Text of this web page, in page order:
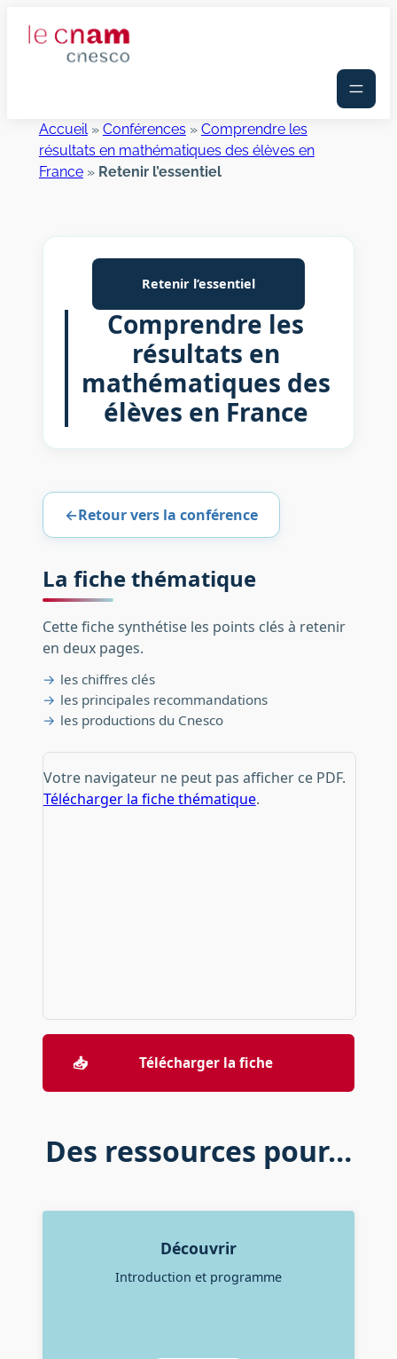
Accueil» Conférences» Comprendre les
résultats en mathématiques des élèves en
France» Retenir l’essentiel
Retenir l’essentiel
Comprendre les
résultats en
mathématiques des
élèves en France
←Retour vers la conférence
La fiche thématique
Cette fiche synthétise les points clés à retenir
en deux pages.
les chiffres clés
les principales recommandations
les productions du Cnesco
Votre navigateur ne peut pas afficher ce PDF.
Télécharger la fiche thématique.
📥 Télécharger la fiche
Des ressources pour…
Découvrir
Introduction et programme